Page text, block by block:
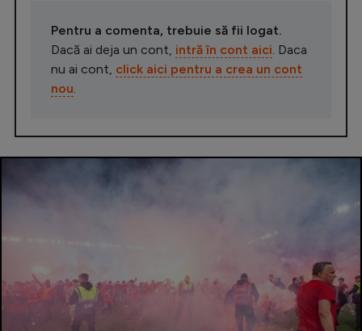
Pentru a comenta, trebuie să fii logat.
Dacă ai deja un cont, intră în cont aici. Daca
nu ai cont, click aici pentru a crea un cont
nou.